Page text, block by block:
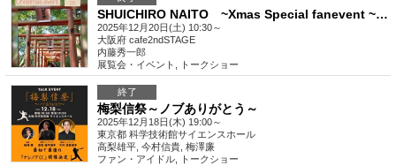
SHUICHIRO NAITO ~Xmas Special fanevent ~ in OSAKA 2025
2025年12月20日(土) 10:30～
大阪府 cafe2ndSTAGE
内藤秀一郎
展覧会・イベント
トークショー
終了
梅梨信祭～ノブありがとう～
2025年12月18日(木) 19:00～
東京都 科学技術館サイエンスホール
高梨雄平, 今村信貴, 梅澤廉
ファン・アイドル
トークショー